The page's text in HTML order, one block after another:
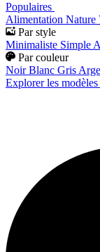
Populaires
Alimentation Nature
Par style
Minimaliste Simple
Par couleur
Noir Blanc Gris
Explorer les modèles